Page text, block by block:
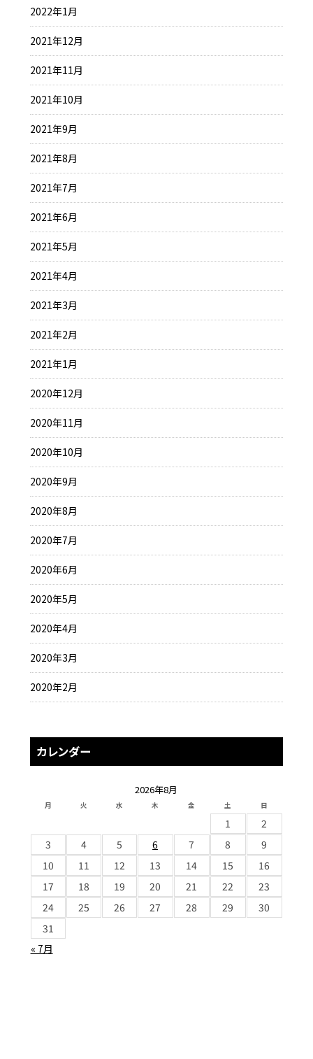
2022年1月
2021年12月
2021年11月
2021年10月
2021年9月
2021年8月
2021年7月
2021年6月
2021年5月
2021年4月
2021年3月
2021年2月
2021年1月
2020年12月
2020年11月
2020年10月
2020年9月
2020年8月
2020年7月
2020年6月
2020年5月
2020年4月
2020年3月
2020年2月
カレンダー
2026年8月
月 火 水 木 金 土 日
« 7月
1
2
3
4 5 6 7 8
9
10
11 12 13 14 15
16
17
18 19 20 21 22
23
24
25 26 27 28 29
30
31